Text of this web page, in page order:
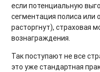
если потенциальную
сегментация полиса или
расторгнут), страховая
вознаграждения.
Так поступают не все
это уже стандартная